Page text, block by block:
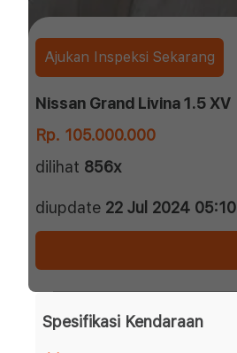
Ajukan Inspeksi Sekarang
Nissan Grand Livina 1.5 XV
Rp. 105.000.000
dilihat 856x
diupdate 22 Jul 2024 05:10
Spesifikasi Kendaraan